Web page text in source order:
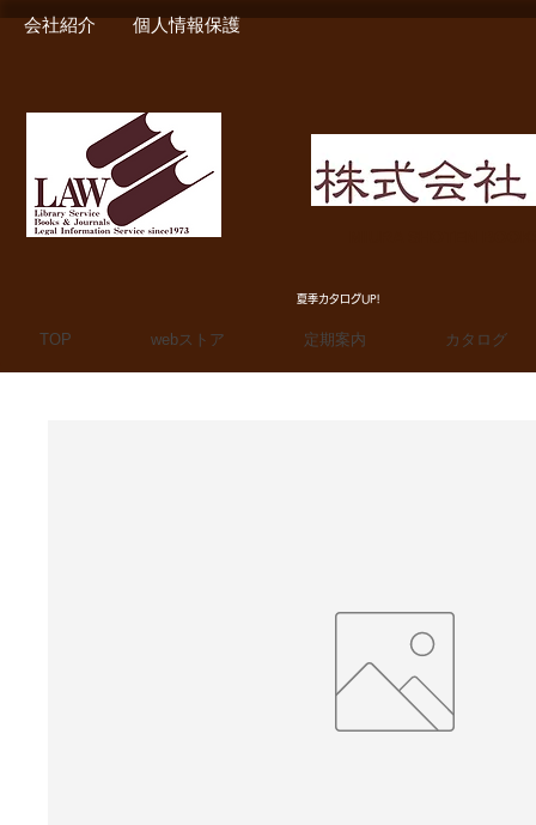
会社紹介 個人情報保護
夏季カタログUP!
TOP webストア 定期案内 カタログ